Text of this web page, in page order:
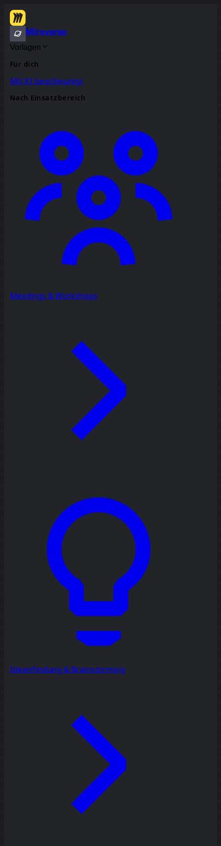
Miroverse
Vorlagen
Für dich
Mit KI beschleunigt
Nach Einsatzbereich
Meetings & Workshops
Ideenfindung & Brainstorming